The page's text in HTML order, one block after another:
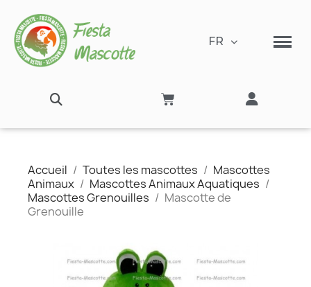
FR
Accueil Toutes les mascottes
Mascottes
Animaux
Mascottes Animaux Aquatiques
Mascottes Grenouilles
Mascotte de
Grenouille